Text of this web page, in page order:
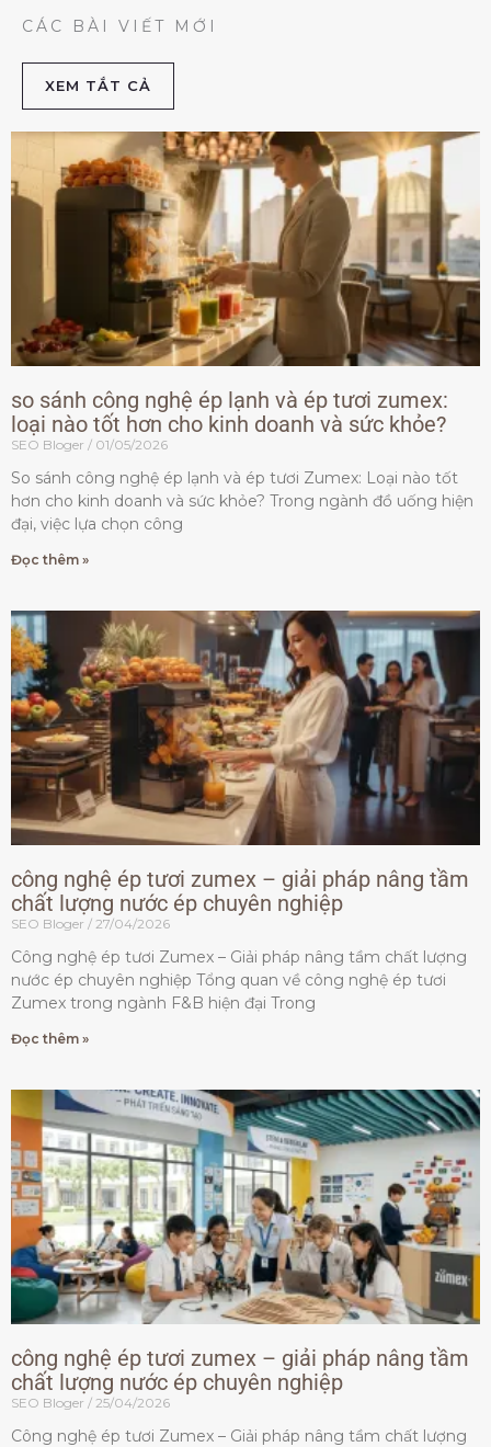
CÁC BÀI VIẾT MỚI
XEM TẮT CẢ
so sánh công nghệ ép lạnh và ép tươi zumex:
loại nào tốt hơn cho kinh doanh và sức khỏe?
SEO Bloger 01/05/2026
So sánh công nghệ ép lạnh và ép tươi Zumex: Loại nào tốt
hơn cho kinh doanh và sức khỏe? Trong ngành đồ uống hiện
đại, việc lựa chọn công
Đọc thêm »
công nghệ ép tươi zumex – giải pháp nâng tầm
chất lượng nước ép chuyên nghiệp
SEO Bloger 27/04/2026
Công nghệ ép tươi Zumex – Giải pháp nâng tầm chất lượng
nước ép chuyên nghiệp Tổng quan về công nghệ ép tươi
Zumex trong ngành F&B hiện đại Trong
Đọc thêm »
công nghệ ép tươi zumex – giải pháp nâng tầm
chất lượng nước ép chuyên nghiệp
SEO Bloger 25/04/2026
Công nghệ ép tươi Zumex – Giải pháp nâng tầm chất lượng